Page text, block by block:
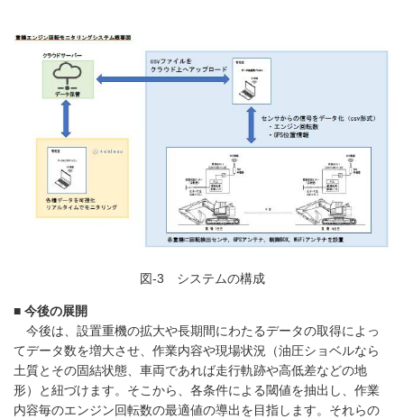
図-3 システムの構成
■ 今後の展開
今後は、設置重機の拡大や長期間にわたるデータの取得によっ
てデータ数を増大させ、作業内容や現場状況（油圧ショベルなら
土質とその固結状態、車両であれば走行軌跡や高低差などの地
形）と紐づけます。そこから、各条件による閾値を抽出し、作業
内容毎のエンジン回転数の最適値の導出を目指します。それらの